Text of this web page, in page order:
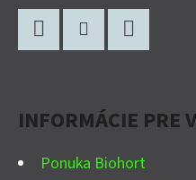
INFORMÁCIE PRE
Ponuka Biohort